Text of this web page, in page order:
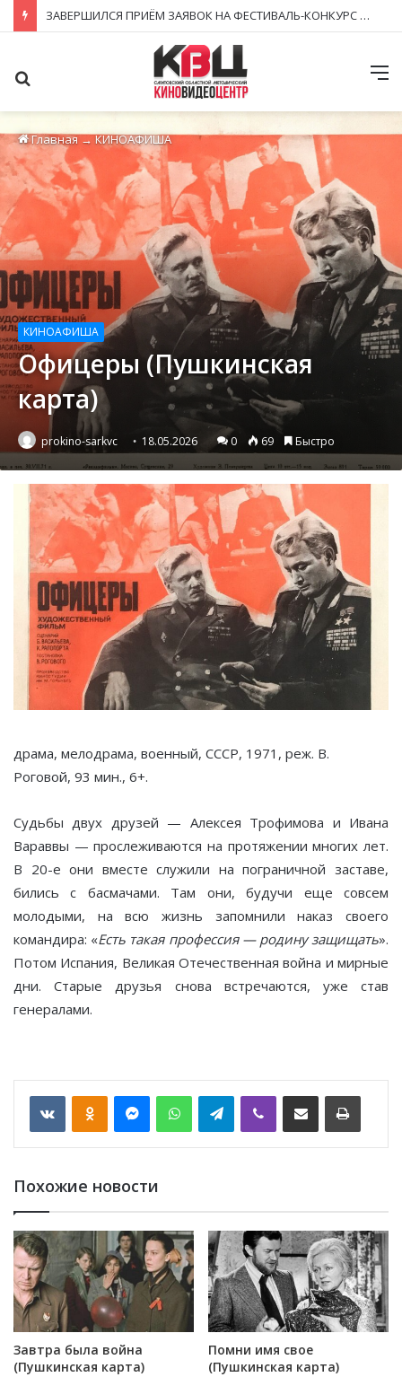
ЗАВЕРШИЛСЯ ПРИЁМ ЗАЯВОК НА ФЕСТИВАЛЬ-КОНКУРС «КИНОВЕРТИКАЛЬ 2026»
Главная→КИНОАФИША
КИНОАФИША
Офицеры (Пушкинская
карта)
prokino-sarkvc 18.05.2026 0 69 Быстро
драма, мелодрама, военный, СССР, 1971, реж. В.
Роговой, 93 мин., 6+.
Судьбы двух друзей — Алексея Трофимова и Ивана
Вараввы — прослеживаются на протяжении многих лет.
В 20-е они вместе служили на пограничной заставе,
бились с басмачами. Там они, будучи еще совсем
молодыми, на всю жизнь запомнили наказ своего
командира: «Есть такая профессия — родину защищать».
Потом Испания, Великая Отечественная война и мирные
дни. Старые друзья снова встречаются, уже став
генералами.
VKontakte WhatsApp Telegram
Похожие новости
Завтра была война
(Пушкинская карта)
Помни имя свое
(Пушкинская карта)